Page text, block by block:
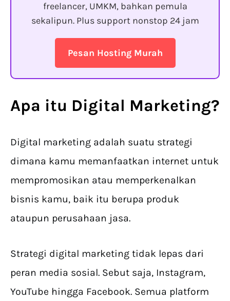
freelancer, UMKM, bahkan pemula
sekalipun. Plus support nonstop 24 jam
Pesan Hosting Murah
Apa itu Digital Marketing?
Digital marketing adalah suatu strategi
dimana kamu memanfaatkan internet untuk
mempromosikan atau memperkenalkan
bisnis kamu, baik itu berupa produk
ataupun perusahaan jasa.
Strategi digital marketing tidak lepas dari
peran media sosial. Sebut saja, Instagram,
YouTube hingga Facebook. Semua platform